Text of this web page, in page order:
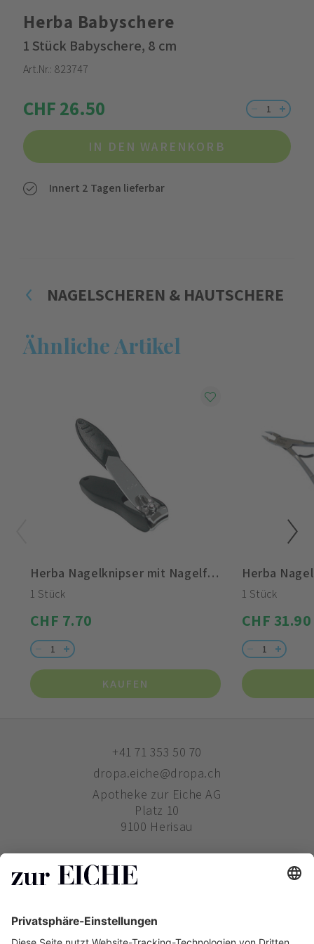
Herba Babyschere
1 Stück Babyschere, 8 cm
Art.Nr.: 823747
CHF 26.50
IN DEN WARENKORB
Innert 2 Tagen lieferbar
NAGELSCHEREN & HAUTSCHERE
Ähnliche Artikel
Herba Nagelknipser mit Nagelfang
1 Stück
CHF 7.70
KAUFEN
1 Stück
CHF 31.90
+41 71 353 50 70
dropa.eiche@dropa.ch
Apotheke zur Eiche AG
Platz 10
9100 Herisau
ZUR EICHE
PHARMAVERTRIEB